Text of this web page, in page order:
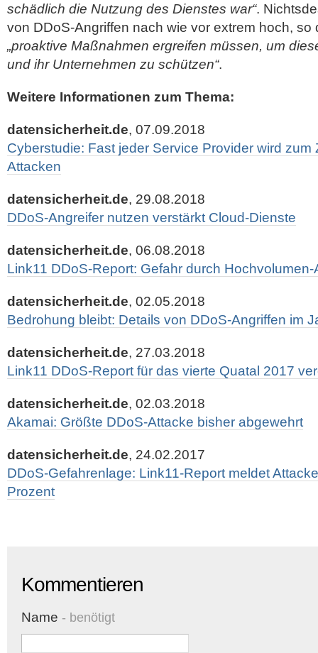
schädlich die Nutzung des Dienstes war“.
von DDoS-Angriffen nach wie vor extrem hoch, so
„proaktive Maßnahmen ergreifen müssen, um
und ihr Unternehmen zu schützen“.
Weitere Informationen zum Thema:
datensicherheit.de, 07.09.2018
Cyberstudie: Fast jeder Service Provider wird zum
Attacken
datensicherheit.de, 29.08.2018
DDoS-Angreifer nutzen verstärkt Cloud-Dienste
datensicherheit.de, 06.08.2018
Link11 DDoS-Report: Gefahr durch Hochvolumen-
datensicherheit.de, 02.05.2018
Bedrohung bleibt: Details von DDoS-Angriffen im
datensicherheit.de, 27.03.2018
Link11 DDoS-Report für das vierte Quatal 2017
datensicherheit.de, 02.03.2018
Akamai: Größte DDoS-Attacke bisher abgewehrt
datensicherheit.de, 24.02.2017
DDoS-Gefahrenlage: Link11-Report meldet
Prozent
Kommentieren
Name - benötigt